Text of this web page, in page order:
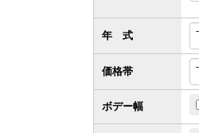
価格帯
年 式
ボデー幅